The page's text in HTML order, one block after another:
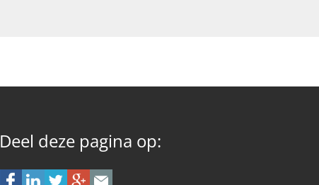
Deel deze pagina op: